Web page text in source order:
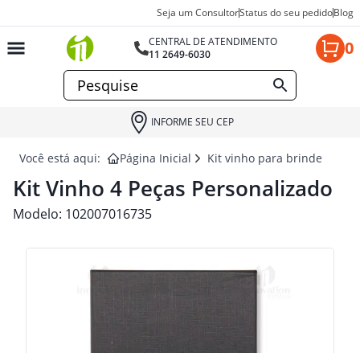
Seja um ConsultorStatus do seu pedidoBlog
CENTRAL DE ATENDIMENTO
11 2649-6030
0
INFORME SEU CEP
Você está aqui: Página Inicial Kit vinho para brindes
Kit Vinho 4 Peças Personalizado
Modelo: 102007016735